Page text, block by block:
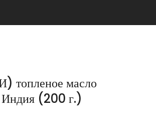
топленое масло
Индия (200 г.)